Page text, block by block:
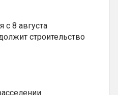
8 августа
строительство